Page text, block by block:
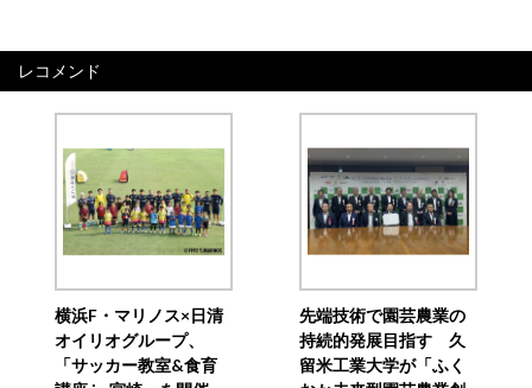
レコメンド
横浜F・マリノス×日清
オイリオグループ、
「サッカー教室&食育
先端技術で園芸農業の
持続的発展目指す 久
留米工業大学が「ふく